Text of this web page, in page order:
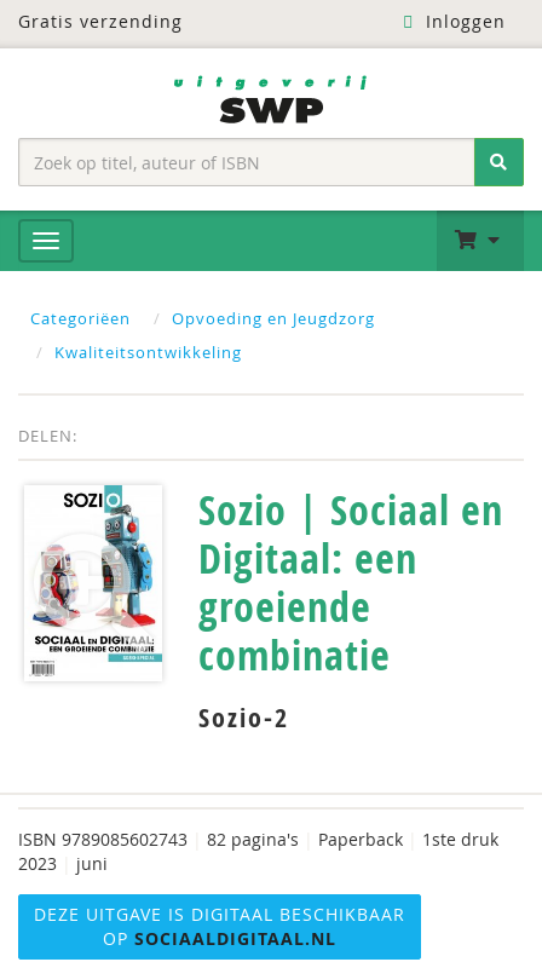
Gratis verzending Inloggen
Categoriëen
Opvoeding en Jeugdzorg
Kwaliteitsontwikkeling
DELEN:
Sozio | Sociaal en
Digitaal: een
groeiende
combinatie
Sozio-2
ISBN 9789085602743 82 pagina's Paperback
1ste druk
2023
juni
DEZE UITGAVE IS DIGITAAL BESCHIKBAAR
OP SOCIAALDIGITAAL.NL